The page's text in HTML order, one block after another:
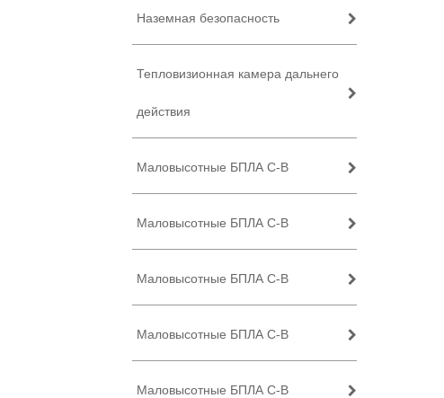
Наземная безопасность
Тепловизионная камера дальнего
действия
Маловысотные БПЛА C-B
Маловысотные БПЛА C-B
Маловысотные БПЛА C-B
Маловысотные БПЛА C-B
Маловысотные БПЛА C-B